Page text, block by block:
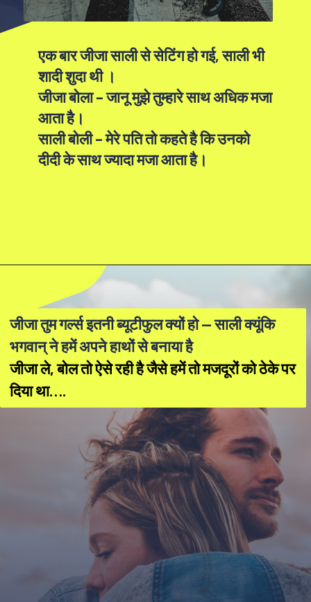
एक बार जीजा साली से सेटिंग हो गई, साली भी
शादी शुदा थी ।
जीजा बोला – जानू मुझे तुम्हारे साथ अधिक मजा
आता है।
साली बोली – मेरे पति तो कहते है कि उनको
दीदी के साथ ज्यादा मजा आता है।
जीजा तुम गर्ल्स इतनी ब्यूटीफुल क्यों हो — साली क्यूंकि
भगवान् ने हमें अपने हाथों से बनाया है
जीजा ले, बोल तो ऐसे रही है जैसे हमें तो मजदूरों को ठेके पर
दिया था….